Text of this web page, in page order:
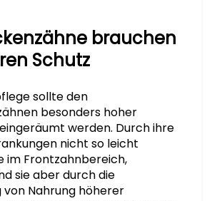
brauchen
Schutz
sollte den
besonders hoher
werden. Durch ihre
nicht so leicht
im Frontzahnbereich,
sie aber durch die
von Nahrung höherer